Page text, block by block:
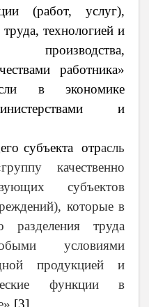
(работ, услуг),
технологией и
работника»
в экономике
и
субъекта отрасль
качественно
субъектов
которые в
разделения труда
условиями
продукцией и
функции в